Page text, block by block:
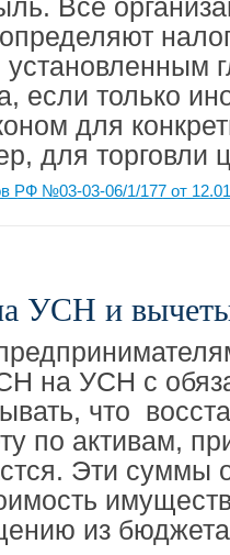
Все
если только
для
для торговли
РФ №03-03-06/1/177 от
УСН и
на УСН с
что
по активам,
Эти суммы
из